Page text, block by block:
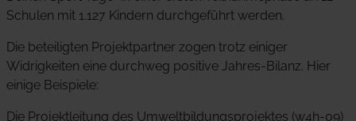
Schulen mit 1.127 Kindern durchgeführt werden.
Die beteiligten Projektpartner zogen trotz einiger
Widrigkeiten eine durchweg positive Jahres-Bilanz. Hier
einige Beispiele:
Die Projektleitung des Umweltbildungsprojektes (w4h-09)